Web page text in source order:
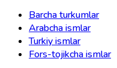
Barcha turkumlar
Arabcha ismlar
Turkiy ismlar
Fors-tojikcha ismlar